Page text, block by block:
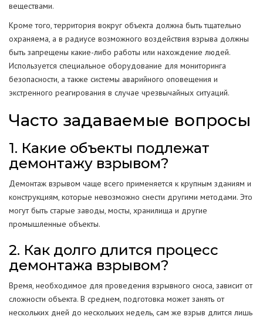
веществами.
Кроме того, территория вокруг объекта должна быть тщательно
охраняема, а в радиусе возможного воздействия взрыва должны
быть запрещены какие-либо работы или нахождение людей.
Используется специальное оборудование для мониторинга
безопасности, а также системы аварийного оповещения и
экстренного реагирования в случае чрезвычайных ситуаций.
Часто задаваемые вопросы
1. Какие объекты подлежат
демонтажу взрывом?
Демонтаж взрывом чаще всего применяется к крупным зданиям и
конструкциям, которые невозможно снести другими методами. Это
могут быть старые заводы, мосты, хранилища и другие
промышленные объекты.
2. Как долго длится процесс
демонтажа взрывом?
Время, необходимое для проведения взрывного сноса, зависит от
сложности объекта. В среднем, подготовка может занять от
нескольких дней до нескольких недель, сам же взрыв длится лишь